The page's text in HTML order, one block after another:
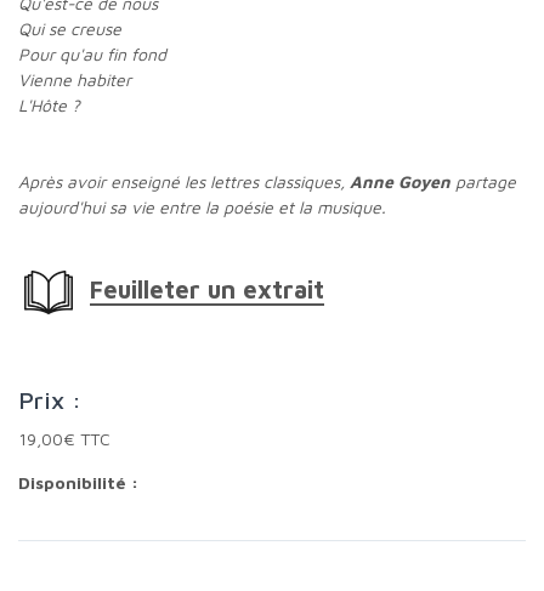
Qui se creuse
Pour qu'au fin fond
Vienne habiter
L'Hôte ?
Après avoir enseigné les lettres classiques, Anne Goyen partage
aujourd'hui sa vie entre la poésie et la musique.
Feuilleter un extrait
Prix :
19,00€ TTC
Disponibilité :